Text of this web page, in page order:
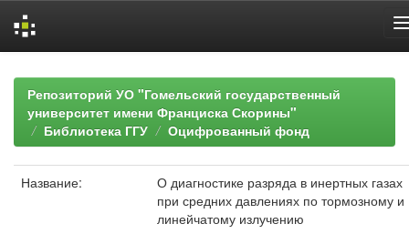
navigationРепозиторий УО "Гомельский государственный
университет имени Франциска Скорины"
Библиотека ГГУ
Оцифрованный фонд
Название:
О диагностике разряда в инертных газах
при средних давлениях по тормозному и
линейчатому излучению